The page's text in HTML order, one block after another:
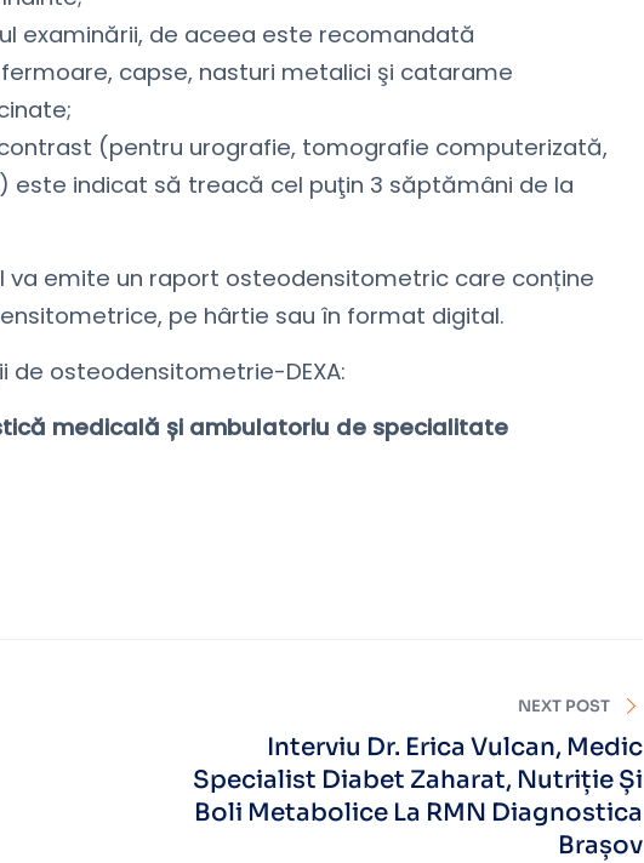
examinării, de aceea este recomandată
capse, nasturi metalici şi catarame
(pentru urografie, tomografie computerizată,
indicat să treacă cel puţin 3 săptămâni de la
emite un raport osteodensitometric care conține
pe hârtie sau în format digital.
osteodensitometrie-DEXA:
medicală și ambulatoriu de specialitate
NEXT POST
Interviu Dr. Erica Vulcan, Medic
Specialist Diabet Zaharat, Nutriție Și
Boli Metabolice La RMN Diagnostica
Brașov